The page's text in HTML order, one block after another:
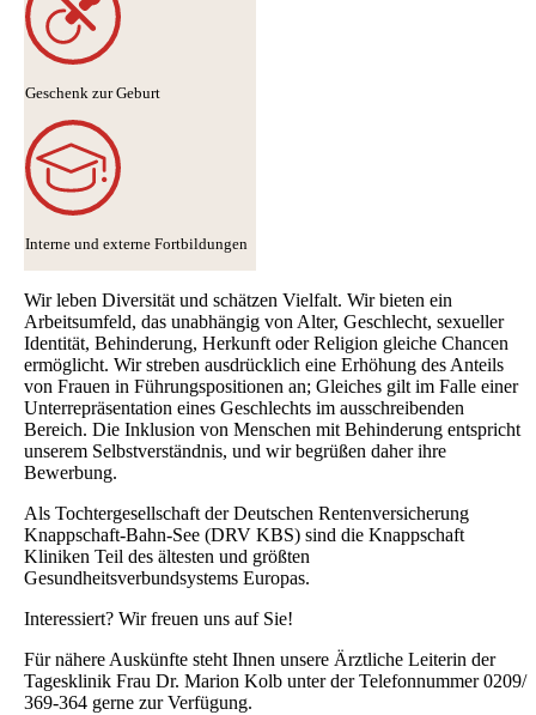
Geschenk zur Geburt
Interne und externe Fortbildungen
Wir leben Diversität und schätzen Vielfalt. Wir bieten ein
Arbeitsumfeld, das unabhängig von Alter, Geschlecht, sexueller
Identität, Behinderung, Herkunft oder Religion gleiche Chancen
ermöglicht. Wir streben ausdrücklich eine Erhöhung des Anteils
von Frauen in Führungspositionen an; Gleiches gilt im Falle einer
Unterrepräsentation eines Geschlechts im ausschreibenden
Bereich. Die Inklusion von Menschen mit Behinderung entspricht
unserem Selbstverständnis, und wir begrüßen daher ihre
Bewerbung.
Als Tochtergesellschaft der Deutschen Rentenversicherung
Knappschaft-Bahn-See (DRV KBS) sind die Knappschaft
Kliniken Teil des ältesten und größten
Gesundheitsverbundsystems Europas.
Interessiert? Wir freuen uns auf Sie!
Für nähere Auskünfte steht Ihnen unsere Ärztliche Leiterin der
Tagesklinik Frau Dr. Marion Kolb unter der Telefonnummer 0209/
369-364 gerne zur Verfügung.